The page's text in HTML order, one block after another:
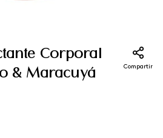
Corporal
& Maracuyá
Compartir